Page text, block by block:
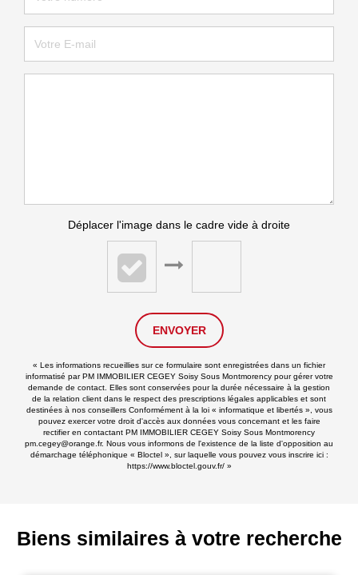
Déplacer l'image dans le cadre vide à droite
ENVOYER
« Les informations recueillies sur ce formulaire sont enregistrées dans un fichier
informatisé par PM IMMOBILIER CEGEY Soisy Sous Montmorency pour gérer votre
demande de contact. Elles sont conservées pour la durée nécessaire à la gestion
de la relation client dans le respect des prescriptions légales applicables et sont
destinées à nos conseillers Conformément à la loi « informatique et libertés », vous
pouvez exercer votre droit d'accès aux données vous concernant et les faire
rectifier en contactant PM IMMOBILIER CEGEY Soisy Sous Montmorency
pm.cegey@orange.fr. Nous vous informons de l'existence de la liste d'opposition au
démarchage téléphonique « Bloctel », sur laquelle vous pouvez vous inscrire ici :
https://www.bloctel.gouv.fr/»
Biens similaires à votre recherche